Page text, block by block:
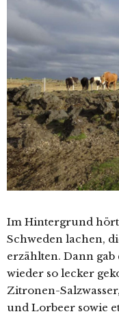
Im Hintergrund
Schweden lachen,
erzählten. Dann gab
wieder so lecker
Zitronen-
und Lorbeer sowie